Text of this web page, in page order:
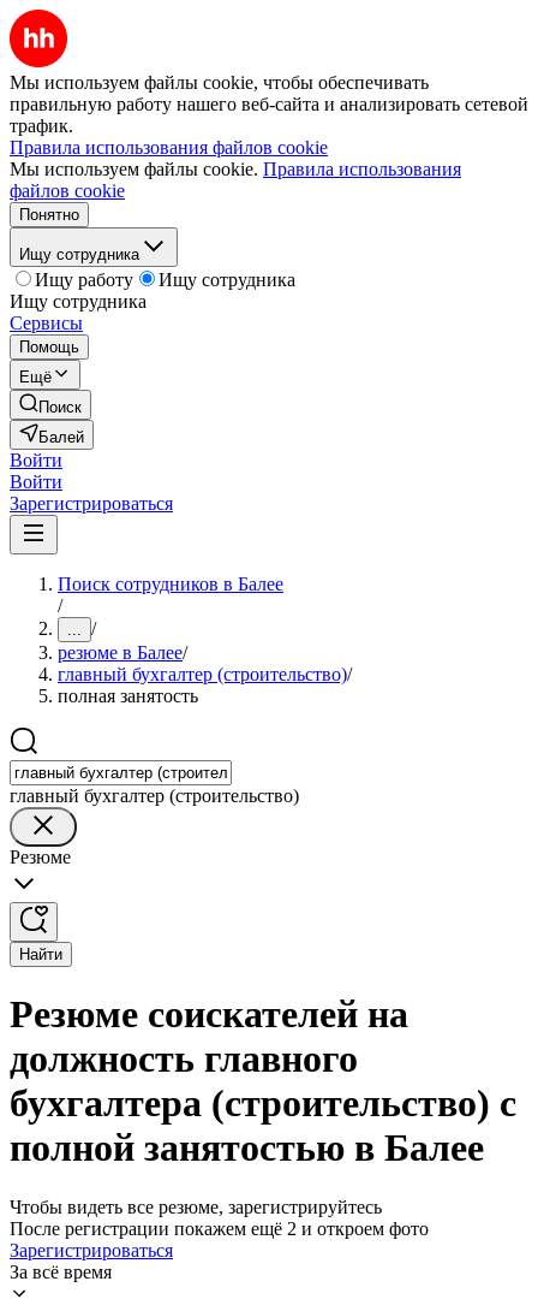
Мы используем файлы cookie, чтобы обеспечивать
правильную работу нашего веб-сайта и анализировать сетевой
трафик.
Правила использования файлов cookie
Мы используем файлы cookie. Правила использования
файлов cookie
Понятно
Ищу сотрудника
Ищу работу
Ищу сотрудника
Ищу сотрудника
Сервисы
Помощь
Ещё
Поиск
Балей
Войти
Войти
Зарегистрироваться
Поиск сотрудников в Балее
/
... /
резюме в Балее/
главный бухгалтер (строительство)/
полная занятость
главный бухгалтер (строительство)
Резюме
Найти
Резюме соискателей на
должность главного
бухгалтера (строительство) с
полной занятостью в Балее
Чтобы видеть все резюме, зарегистрируйтесь
После регистрации покажем ещё 2 и откроем фото
Зарегистрироваться
За всё время